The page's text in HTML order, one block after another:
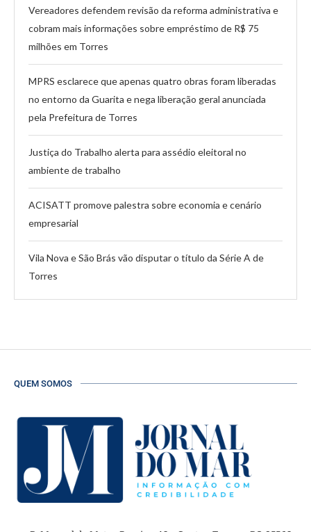
Vereadores defendem revisão da reforma administrativa e
cobram mais informações sobre empréstimo de R$ 75
milhões em Torres
MPRS esclarece que apenas quatro obras foram liberadas
no entorno da Guarita e nega liberação geral anunciada
pela Prefeitura de Torres
Justiça do Trabalho alerta para assédio eleitoral no
ambiente de trabalho
ACISATT promove palestra sobre economia e cenário
empresarial
Vila Nova e São Brás vão disputar o título da Série A de
Torres
QUEM SOMOS